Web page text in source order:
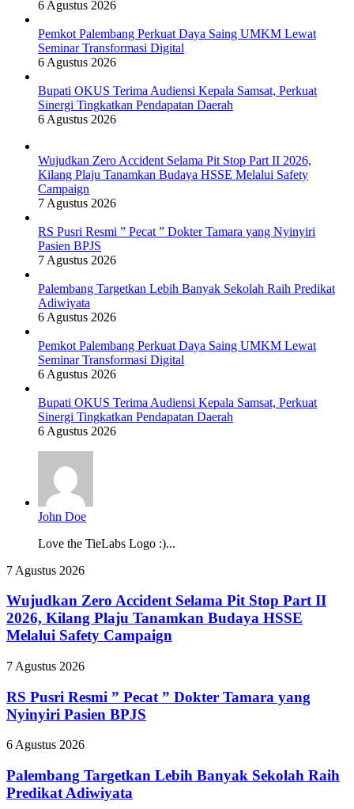
6 Agustus 2026
Pemkot Palembang Perkuat Daya Saing UMKM Lewat
Seminar Transformasi Digital
6 Agustus 2026
Bupati OKUS Terima Audiensi Kepala Samsat, Perkuat
Sinergi Tingkatkan Pendapatan Daerah
6 Agustus 2026
Wujudkan Zero Accident Selama Pit Stop Part II 2026,
Kilang Plaju Tanamkan Budaya HSSE Melalui Safety
Campaign
7 Agustus 2026
RS Pusri Resmi ” Pecat ” Dokter Tamara yang Nyinyiri
Pasien BPJS
7 Agustus 2026
Palembang Targetkan Lebih Banyak Sekolah Raih Predikat
Adiwiyata
6 Agustus 2026
Pemkot Palembang Perkuat Daya Saing UMKM Lewat
Seminar Transformasi Digital
6 Agustus 2026
Bupati OKUS Terima Audiensi Kepala Samsat, Perkuat
Sinergi Tingkatkan Pendapatan Daerah
6 Agustus 2026
John Doe
Love the TieLabs Logo :)...
Wujudkan
Accident
Selama
Pit
Stop
II
Kilang
Plaju
Tanamkan
Budaya
HSSE
Melalui
Safety
Campaign
7 Agustus 2026
Wujudkan Zero Accident Selama Pit Stop Part II
2026, Kilang Plaju Tanamkan Budaya HSSE
Melalui Safety Campaign
RS
Resmi
”
Pecat
Dokter
yang
Nyinyiri
7 Agustus 2026
RS Pusri Resmi ” Pecat ” Dokter Tamara yang
Nyinyiri Pasien BPJS
Palembang
Lebih
Banyak
Sekolah
6 Agustus 2026
Palembang Targetkan Lebih Banyak Sekolah Raih
Predikat Adiwiyata